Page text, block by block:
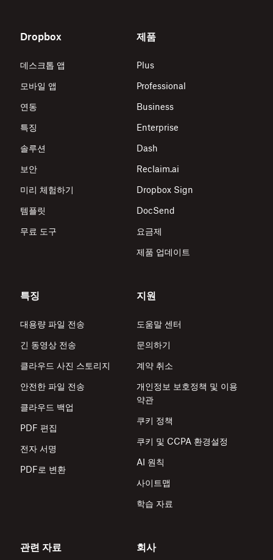
Dropbox
데스크톱 앱
모바일 앱
연동
특징
솔루션
보안
미리 체험하기
템플릿
무료 도구
제품
Plus
Professional
Business
Enterprise
Dash
Reclaim.ai
Dropbox Sign
DocSend
요금제
제품 업데이트
특징
대용량 파일 전송
긴 동영상 전송
클라우드 사진 스토리지
안전한 파일 전송
클라우드 백업
PDF 편집
전자 서명
PDF로 변환
지원
도움말 센터
문의하기
계약 취소
개인정보 보호정책 및 이용
약관
쿠키 정책
쿠키 및 CCPA 환경설정
AI 원칙
사이트맵
학습 자료
관련 자료 회사